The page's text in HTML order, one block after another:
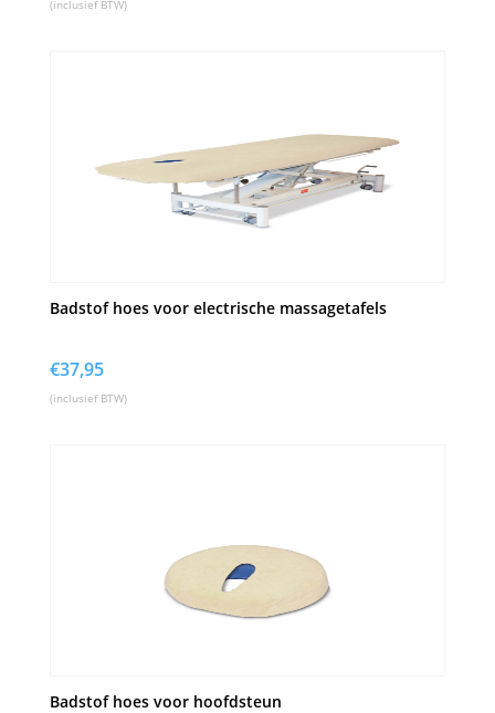
(inclusief BTW)
Badstof hoes voor electrische massagetafels
€37,95
(inclusief BTW)
Badstof hoes voor hoofdsteun